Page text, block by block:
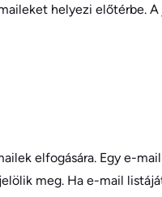
helyezi előtérbe.
elfogására. Egy e-
meg. Ha e-mail